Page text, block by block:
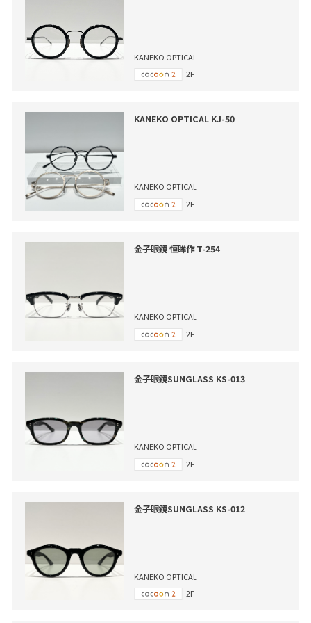
KANEKO OPTICAL
2F
KANEKO OPTICAL KJ-50
KANEKO OPTICAL
2F
金子眼鏡 恒眸作 T-254
KANEKO OPTICAL
2F
金子眼鏡SUNGLASS KS-013
KANEKO OPTICAL
2F
金子眼鏡SUNGLASS KS-012
KANEKO OPTICAL
2F